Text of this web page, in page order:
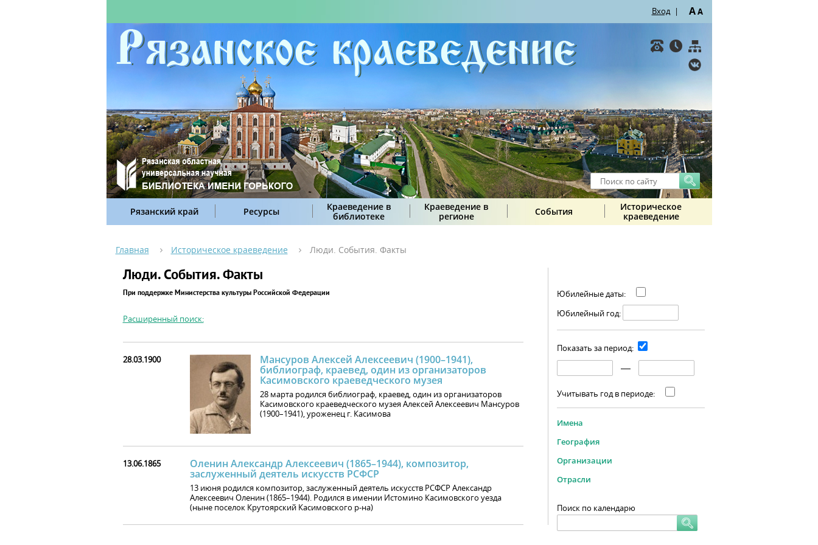
Вход | AA
Рязанский край Ресурсы
Краеведение в
библиотеке
Краеведение в
регионе
События
Историческое
краеведение
Главная Историческое краеведение Люди. События. Факты
Люди. События. Факты
При поддержке Министерства культуры Российской Федерации
Расширенный поиск:
28.03.1900 Мансуров Алексей Алексеевич (1900–1941),
библиограф, краевед, один из организаторов
Касимовского краеведческого музея
28 марта родился библиограф, краевед, один из организаторов
Касимовского краеведческого музея Алексей Алексеевич Мансуров
(1900–1941), уроженец г. Касимова
13.06.1865 Оленин Александр Алексеевич (1865–1944), композитор,
заслуженный деятель искусств РСФСР
13 июня родился композитор, заслуженный деятель искусств РСФСР Александр
Алексеевич Оленин (1865–1944). Родился в имении Истомино Касимовского уезда
(ныне поселок Крутоярский Касимовского р-на)
Юбилейные даты:
Юбилейный год:
Показать за период:
Учитывать год в периоде:
Имена
География
Организации
Отрасли
Поиск по календарю